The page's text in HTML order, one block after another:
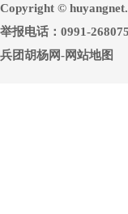
Copyright ©
举报电话：0991-
兵团胡杨网-网站地图